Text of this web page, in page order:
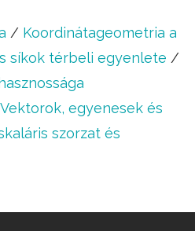
/ Koordinátageometria a
síkok térbeli egyenlete /
Vektorok, egyenesek és
szorzat és